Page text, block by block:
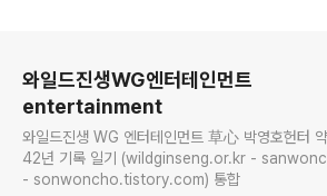
와일드진생WG엔터테인먼트
entertainment
와일드진생 WG 엔터테인먼트 草心 박영호헌터
42년 기록 일기 (wildginseng.or.kr - sanwoncho.or.kr
- sonwoncho.tistory.com) 통합